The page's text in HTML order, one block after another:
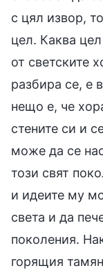
с цял извор,
цел. Каква
от светските
разбира се, е
нещо е, че
стените си и
може да се
този свят
и идеите му
света и да
поколения.
горящия